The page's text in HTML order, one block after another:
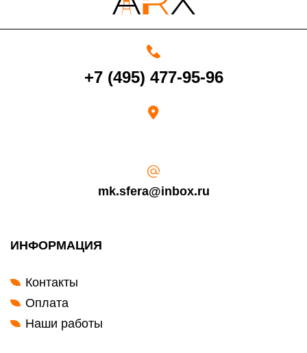
счет в течение 5-30 рабочих дней (срок зависит от банка, который
+7 (495) 477-95-96
mk.sfera@inbox.ru
ИНФОРМАЦИЯ
Контакты
Оплата
Наши работы